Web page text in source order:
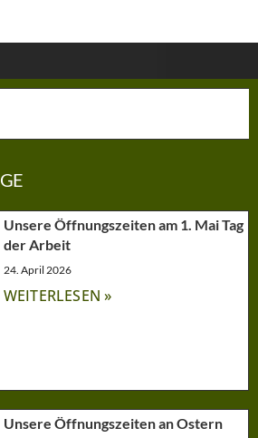
Unsere Öffnungszeiten am 1. Mai Tag
der Arbeit
24. April 2026
WEITERLESEN »
Unsere Öffnungszeiten an Ostern